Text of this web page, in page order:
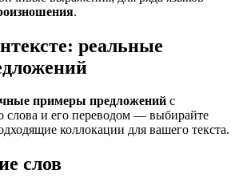
.
реальные
примеры предложений с
слова и его переводом — выбирайте
коллокации для вашего текста.
слов